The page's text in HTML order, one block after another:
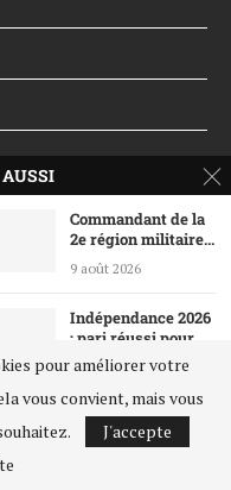
Commandant de la
2e région militaire...
9 août 2026
Indépendance 2026
: pari réussi pour...
7 août 2026
Fête nationale : le
chef de...
pour améliorer votre
vous convient, mais vous
J'accepte